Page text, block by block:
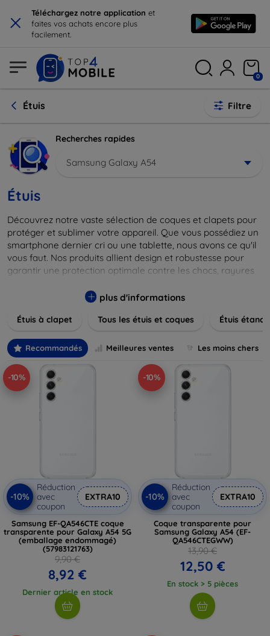
× Téléchargez notre application et
faites vos achats encore plus
facilement.
0
Étuis Filtre
Recherches rapides
Samsung Galaxy A54
Étuis
Découvrez notre vaste sélection de coques et clapets pour
protéger et sublimer votre appareil. Que vous possédiez un
smartphone dernier cri ou une tablette, nous avons ce qu'il
vous faut. Nos produits allient design et robustesse pour
garantir une protection optimale contre les chocs, rayures
allant des modèles élégants et minimalistes aux designs
matériaux de haute qualité, y compris le cuir, le silicone, et
parfait pour exprimer votre style tout en assurant la
durabilité de votre appareil.
plus d'informations
Étuis à clapet Tous les étuis et coques Étuis
Recommandés Meilleures ventes Les moins chers
-10%
-10%
Réduction
avec
coupon
EXTRA10
Samsung EF-QA546CTE coque
transparente pour Galaxy A54 5G
(emballage endommagé)
(57983121763)
9,90 €
8,92 €
Dernier article en stock
-10%
-10%
Réduction
avec
coupon
EXTRA10
Coque transparente pour
Samsung Galaxy A54 (EF-
QA546CTEGWW)
13,90 €
12,50 €
En stock > 5 pièces